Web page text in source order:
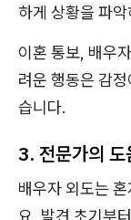
하게 상황을 파
이혼 통보, 배우
려운 행동은 감
습니다.
3. 전문가의 도
배우자 외도는
요. 발견 초기부